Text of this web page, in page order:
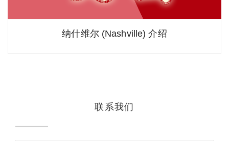
纳什维尔 (Nashville) 介绍
联系我们